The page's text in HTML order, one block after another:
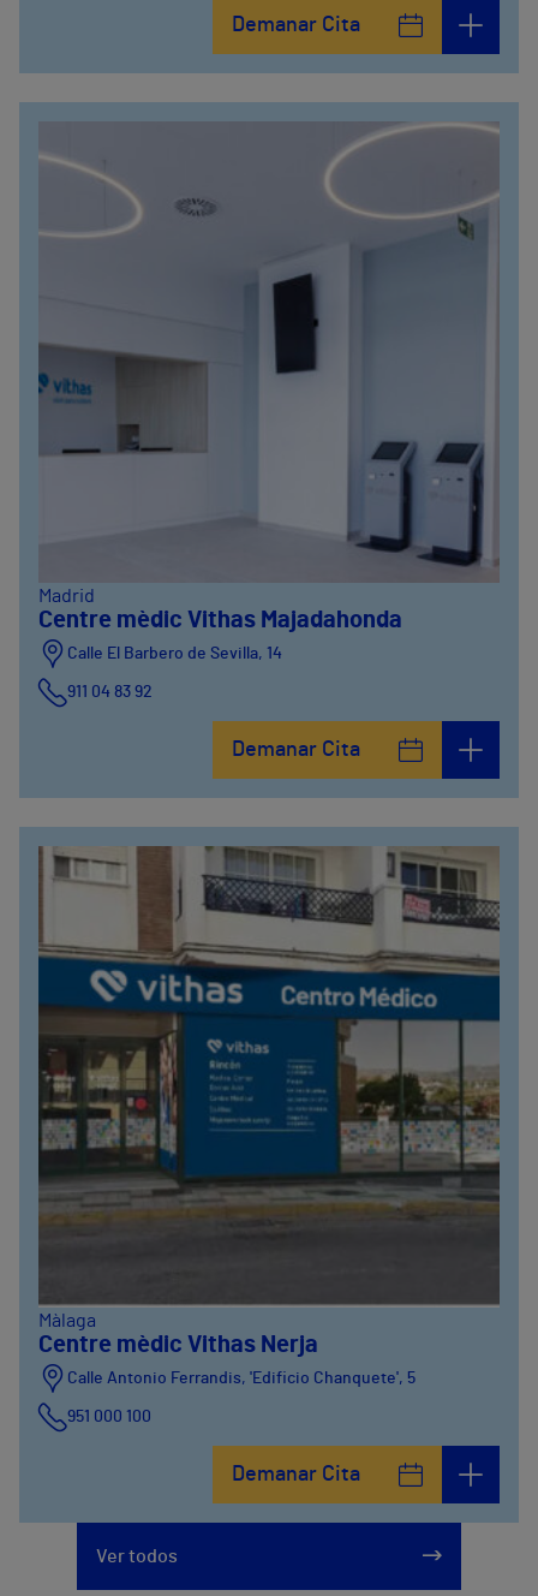
Demanar Cita
Madrid
Centre mèdic Vithas Majadahonda
Calle El Barbero de Sevilla, 14
911 04 83 92
Demanar Cita
Màlaga
Centre mèdic Vithas Nerja
Calle Antonio Ferrandis, 'Edificio Chanquete', 5
951 000 100
Demanar Cita
Ver todos